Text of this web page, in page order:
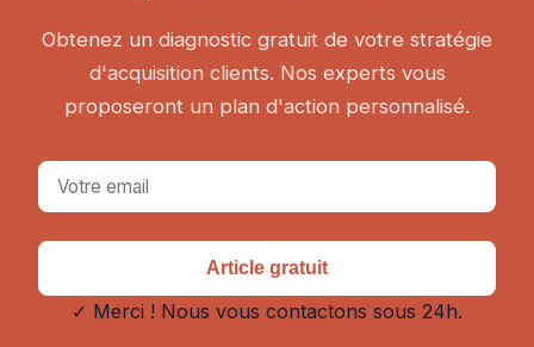
Obtenez un diagnostic gratuit de votre stratégie
d'acquisition clients. Nos experts vous
proposeront un plan d'action personnalisé.
Article gratuit
✓ Merci ! Nous vous contactons sous 24h.